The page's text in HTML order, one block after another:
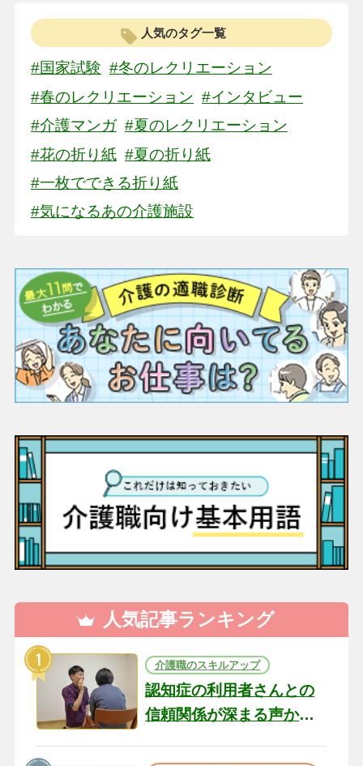
人気のタグ一覧
#国家試験 #冬のレクリエーション
#春のレクリエーション #インタビュー
#介護マンガ #夏のレクリエーション
#花の折り紙 #夏の折り紙
#一枚でできる折り紙
#気になるあの介護施設
人気記事ランキング
介護職のスキルアップ
認知症の利用者さんとの
信頼関係が深まる声かけ